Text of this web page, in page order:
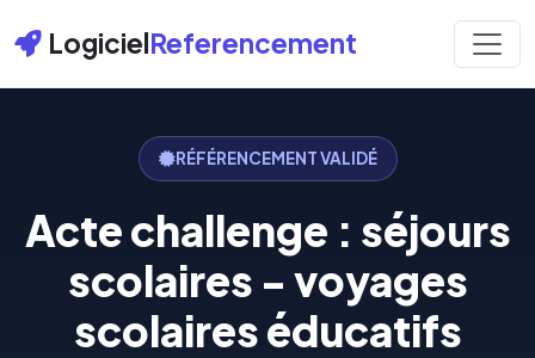
LogicielReferencement
RÉFÉRENCEMENT VALIDÉ
Acte challenge : séjours
scolaires - voyages
scolaires éducatifs